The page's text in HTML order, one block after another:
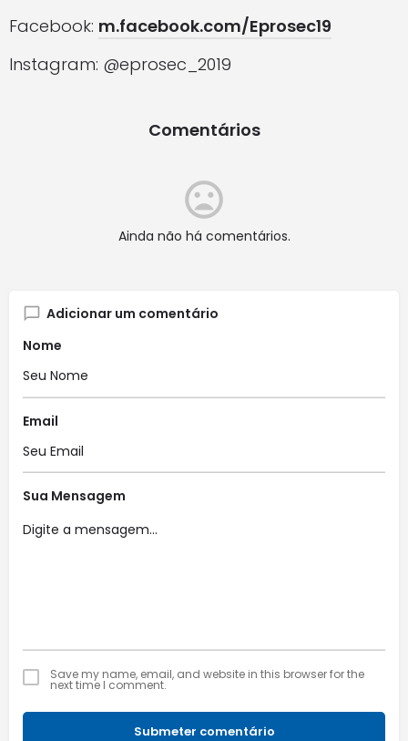
Facebook: m.facebook.com/Eprosec19
Instagram: @eprosec_2019
Comentários
Ainda não há comentários.
Adicionar um comentário
Nome
Email
Sua Mensagem
Save my name, email, and website in this browser for the
next time I comment.
Submeter comentário